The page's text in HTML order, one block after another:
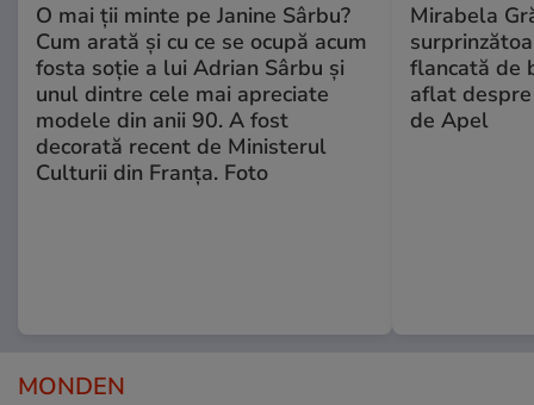
O mai ții minte pe Janine Sârbu?
Cum arată și cu ce se ocupă acum
fosta soție a lui Adrian Sârbu și
unul dintre cele mai apreciate
modele din anii 90. A fost
decorată recent de Ministerul
Culturii din Franța. Foto
Mirabela
flancată de
aflat
de Apel
MONDEN